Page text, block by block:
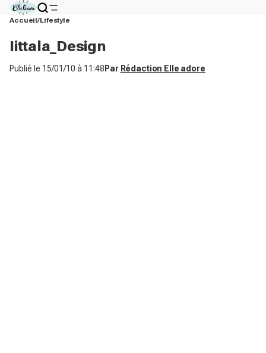
Accueil Lifestyle
Iittala_Design
Publié le 15/01/10 à 11:48 Par Rédaction Elle adore